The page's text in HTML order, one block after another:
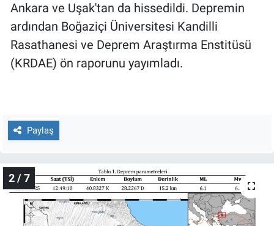
Ankara ve Uşak'tan da hissedildi. Depremin
ardından Boğaziçi Üniversitesi Kandilli
Rasathanesi ve Deprem Araştırma Enstitüsü
(KRDAE) ön raporunu yayımladı.
Paylaş
2 / 7
Ne demişti
Nedir
Sağlık
Spor
Teknoloji